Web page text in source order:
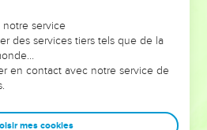
on voit moins les doutes, les erreurs
ont traversés, alors même que ce
les ont façonnés.
entrepreneurs, et responsables
de sagesse afin que leurs erreurs
notre service
des services tiers tels que de la
en contact avec notre service de
mes cookies